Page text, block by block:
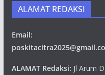
ALAMAT REDAKSI
Email:
ALAMAT Redaksi: Jl Arum